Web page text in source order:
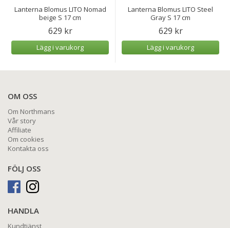
Lanterna Blomus LITO Nomad
beige S 17 cm
629 kr
Lägg i varukorg
Lanterna Blomus LITO Steel
Gray S 17 cm
629 kr
Lägg i varukorg
OM OSS
Om Northmans
Vår story
Affiliate
Om cookies
Kontakta oss
FÖLJ OSS
HANDLA
Kundtjänst